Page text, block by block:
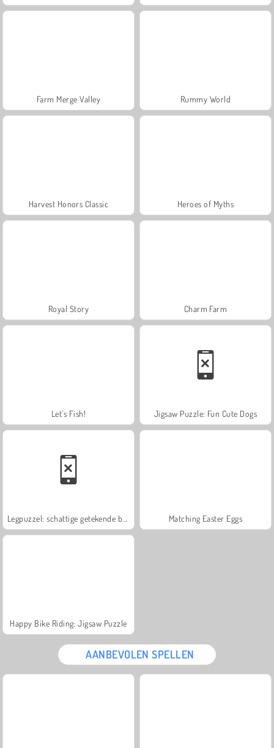
Farm Merge Valley Rummy World
Harvest Honors Classic Heroes of Myths
Royal Story Charm Farm
Let's Fish! Jigsaw Puzzle: Fun Cute Dogs
Matching Easter Eggs
Happy Bike Riding: Jigsaw Puzzle
AANBEVOLEN SPELLEN